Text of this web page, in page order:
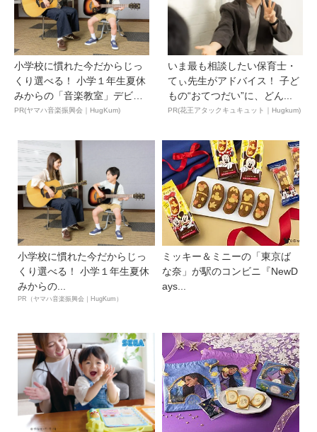
小学校に慣れた今だからじっ
くり選べる！ 小学１年生夏休
みからの「音楽教室」デビ
ュ...
PR(ヤマハ音楽振興会｜HugKum)
いま最も相談したい保育士・
てぃ先生がアドバイス！ 子ど
もの“おてつだい”に、どん...
PR(花王アタックキュキュット｜Hugkum)
小学校に慣れた今だからじっ
くり選べる！ 小学１年生夏休
みからの...
PR（ヤマハ音楽振興会｜HugKum）
ミッキー＆ミニーの「東京ば
な奈」が駅のコンビニ『NewD
ays...